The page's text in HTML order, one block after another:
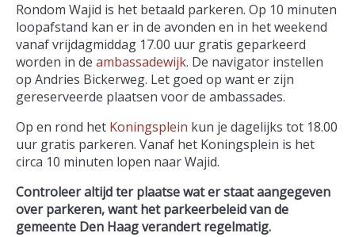
Rondom Wajid is het betaald parkeren. Op 10 minuten
loopafstand kan er in de avonden en in het weekend
vanaf vrijdagmiddag 17.00 uur gratis geparkeerd
worden in de ambassadewijk. De navigator instellen
op Andries Bickerweg. Let goed op want er zijn
gereserveerde plaatsen voor de ambassades.
Op en rond het Koningsplein kun je dagelijks tot 18.00
uur gratis parkeren. Vanaf het Koningsplein is het
circa 10 minuten lopen naar Wajid.
Controleer altijd ter plaatse wat er staat aangegeven
over parkeren, want het parkeerbeleid van de
gemeente Den Haag verandert regelmatig.